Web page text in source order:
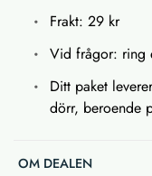
Frakt: 29 kr
Vid frågor: ring
Ditt paket
dörr, beroende
OM DEALEN